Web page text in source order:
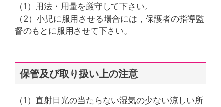
（1）用法・用量を厳守して下さい。
（2）小児に服用させる場合には，保護者の指導監
督のもとに服用させて下さい。
保管及び取り扱い上の注意
（1）直射日光の当たらない湿気の少ない涼しい所